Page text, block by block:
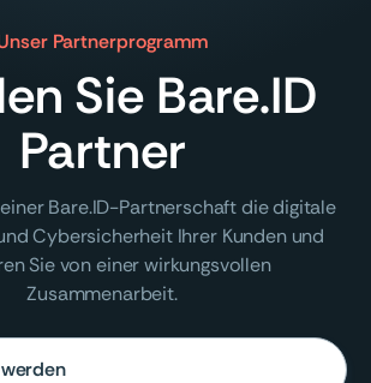
Partnerprogramm
Sie Bare.ID
Partner
Bare.ID-Partnerschaft die digitale
Cybersicherheit Ihrer Kunden und
Sie von einer wirkungsvollen
Zusammenarbeit.